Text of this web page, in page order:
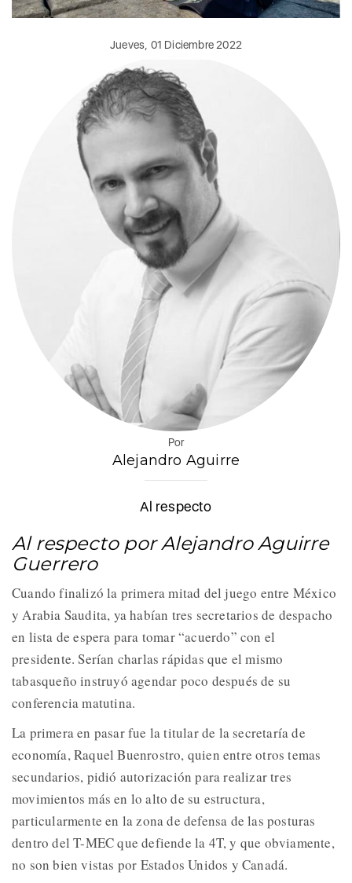
Jueves, 01 Diciembre 2022
Por
Alejandro Aguirre
Al respecto
Al respecto por Alejandro Aguirre
Guerrero
Cuando finalizó la primera mitad del juego entre México
y Arabia Saudita, ya habían tres secretarios de despacho
en lista de espera para tomar “acuerdo” con el
presidente. Serían charlas rápidas que el mismo
tabasqueño instruyó agendar poco después de su
conferencia matutina.
La primera en pasar fue la titular de la secretaría de
economía, Raquel Buenrostro, quien entre otros temas
secundarios, pidió autorización para realizar tres
movimientos más en lo alto de su estructura,
particularmente en la zona de defensa de las posturas
dentro del T-MEC que defiende la 4T, y que obviamente,
no son bien vistas por Estados Unidos y Canadá.